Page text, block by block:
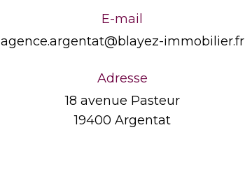
E-mail
agence.argentat@blayez-immobilier.fr
Adresse
18 avenue Pasteur
19400 Argentat